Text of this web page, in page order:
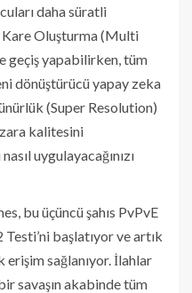
daha süratli
Kare Oluşturma (Multi
geçiş yapabilirken, tüm
dönüştürücü yapay zeka
(Super Resolution)
kalitesini
uygulayacağınızı
bu üçüncü şahıs PvPvE
başlatıyor ve artık
erişim sağlanıyor. İlahlar
savaşın akabinde tüm